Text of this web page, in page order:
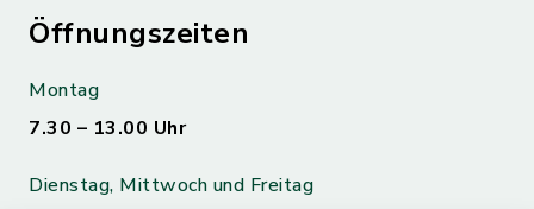
Öffnungszeiten
Montag
7.30 – 13.00 Uhr
Dienstag, Mittwoch und Freitag